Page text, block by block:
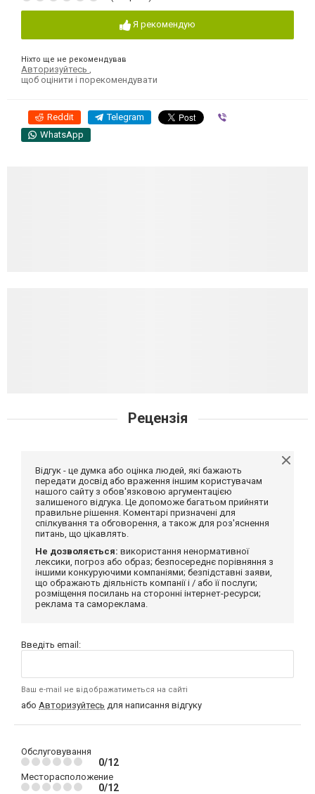
Я рекомендую
Ніхто ще не рекомендував
Авторизуйтесь
щоб оцінити і порекомендувати
Reddit Telegram
WhatsApp
Рецензія
Відгук - це думка або оцінка людей, які бажають
передати досвід або враження іншим користувачам
нашого сайту з обов'язковою аргументацією
залишеного відгука. Це допоможе багатьом прийняти
правильне рішення. Коментарі призначені для
спілкування та обговорення, а також для роз'яснення
питань, що цікавлять.
Не дозволяється: використання ненормативної
лексики, погроз або образ; безпосереднє порівняння з
іншими конкуруючими компаніями; безпідставні заяви,
що ображають діяльність компанії і / або її послуги;
розміщення посилань на сторонні інтернет-ресурси;
реклама та самореклама.
Введіть email:
Ваш e-mail не відображатиметься на сайті
або Авторизуйтесь для написання відгуку
Обслуговування
0/12
Месторасположение
0/12